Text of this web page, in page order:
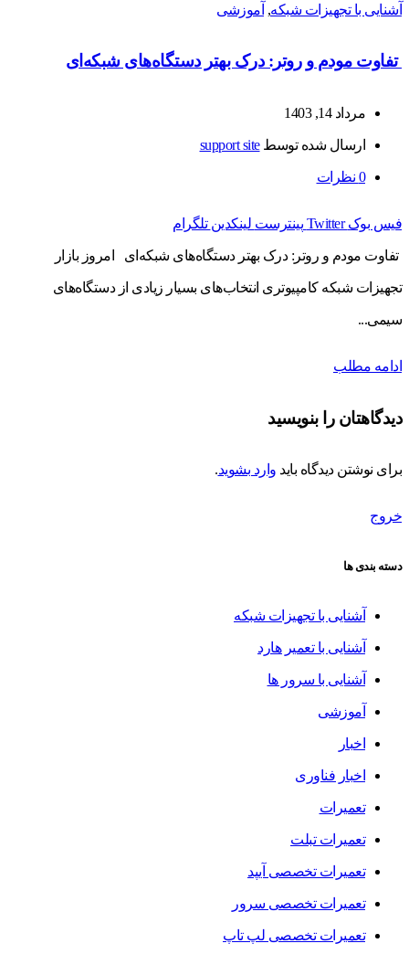
آشنایی با تجهیزات شبکه, آموزشی
تفاوت مودم و روتر: درک بهتر دستگاه‌های شبکه‌ای
مرداد 14, 1403
ارسال شده توسطsupport site
0 نظرات
فیس بوک Twitter پینترست لینکدین تلگرام
تفاوت مودم و روتر: درک بهتر دستگاه‌های شبکه‌ای امروز بازار
تجهیزات شبکه کامپیوتری انتخاب‌های بسیار زیادی از دستگاه‌های
سیمی...
ادامه مطلب
دیدگاهتان را بنویسید
برای نوشتن دیدگاه باید وارد بشوید.
خروج
دسته بندی ها
آشنایی با تجهیزات شبکه
آشنایی با تعمیر هارد
آشنایی با سرور ها
آموزشی
اخبار
اخبار فناوری
تعمیرات
تعمیرات تبلت
تعمیرات تخصصی آیپد
تعمیرات تخصصی سرور
تعمیرات تخصصی لپ تاپ